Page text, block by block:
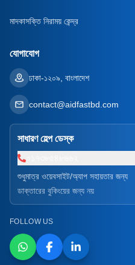
মাদকাসক্তি নিরাময় কেন্দ্র
যোগাযোগ
ঢাকা-১২০৯, বাংলাদেশ
contact@aidfastbd.com
সাধারণ হেল্প ডেস্ক
শুধুমাত্র ওয়েবসাইট/অ্যাপ সহায়তার জন্য
ডাক্তারের বুকিংয়ের জন্য নয়
FOLLOW US